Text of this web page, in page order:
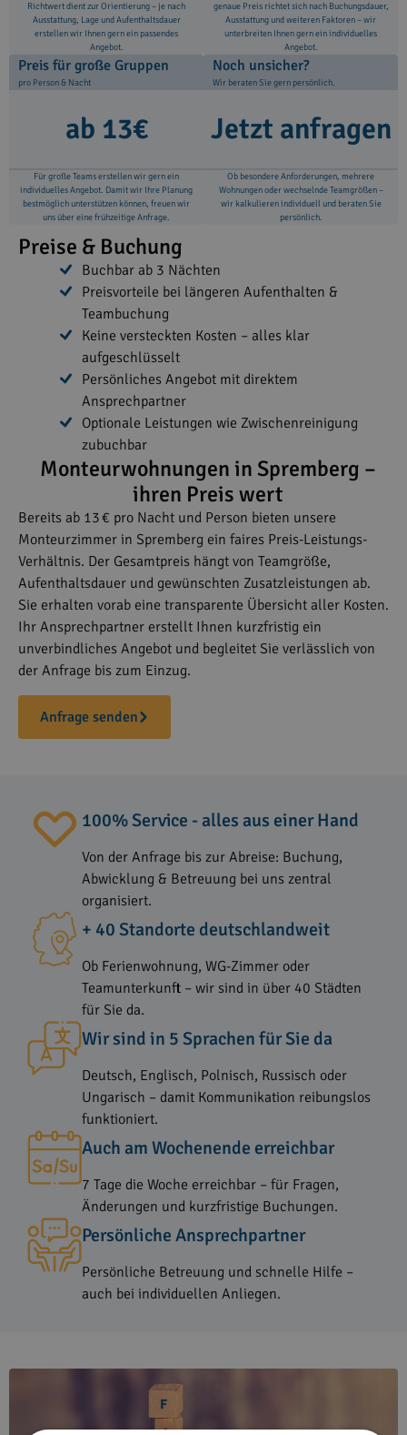
Richtwert dient zur Orientierung – je nach
Ausstattung, Lage und Aufenthaltsdauer
erstellen wir Ihnen gern ein passendes
Angebot.
genaue Preis richtet sich nach Buchungsdauer,
Ausstattung und weiteren Faktoren – wir
unterbreiten Ihnen gern ein individuelles
Angebot.
Preis für große Gruppen
pro Person & Nacht
ab 13€
Für große Teams erstellen wir gern ein
individuelles Angebot. Damit wir Ihre Planung
bestmöglich unterstützen können, freuen wir
uns über eine frühzeitige Anfrage.
Noch unsicher?
Wir beraten Sie gern persönlich.
Jetzt anfragen
Ob besondere Anforderungen, mehrere
Wohnungen oder wechselnde Teamgrößen –
wir kalkulieren individuell und beraten Sie
persönlich.
Preise & Buchung
Buchbar ab 3 Nächten
Preisvorteile bei längeren Aufenthalten &
Teambuchung
Keine versteckten Kosten – alles klar
aufgeschlüsselt
Persönliches Angebot mit direktem
Ansprechpartner
Optionale Leistungen wie Zwischenreinigung
zubuchbar
Monteurwohnungen in Spremberg –
ihren Preis wert
Bereits ab 13 € pro Nacht und Person bieten unsere
Monteurzimmer in Spremberg ein faires Preis-Leistungs-
Verhältnis. Der Gesamtpreis hängt von Teamgröße,
Aufenthaltsdauer und gewünschten Zusatzleistungen ab.
Sie erhalten vorab eine transparente Übersicht aller Kosten.
Ihr Ansprechpartner erstellt Ihnen kurzfristig ein
unverbindliches Angebot und begleitet Sie verlässlich von
der Anfrage bis zum Einzug.
Anfrage senden
100% Service - alles aus einer Hand
Von der Anfrage bis zur Abreise: Buchung,
Abwicklung & Betreuung bei uns zentral
organisiert.
+ 40 Standorte deutschlandweit
Ob Ferienwohnung, WG-Zimmer oder
Teamunterkunft – wir sind in über 40 Städten
für Sie da.
Wir sind in 5 Sprachen für Sie da
Deutsch, Englisch, Polnisch, Russisch oder
Ungarisch – damit Kommunikation reibungslos
funktioniert.
Auch am Wochenende erreichbar
7 Tage die Woche erreichbar – für Fragen,
Änderungen und kurzfristige Buchungen.
Persönliche Ansprechpartner
Persönliche Betreuung und schnelle Hilfe –
auch bei individuellen Anliegen.